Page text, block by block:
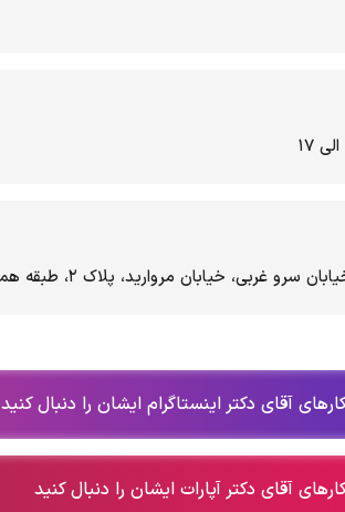
غربی، خیابان مروارید، پلاک ۲، طبقه همکف، واحد 1
آقای دکتر اینستاگرام ایشان را دنبال کنید
آقای دکتر آپارات ایشان را دنبال کنید